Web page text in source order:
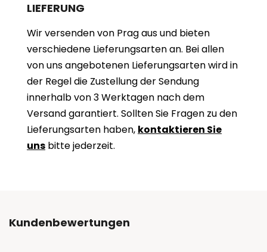
LIEFERUNG
Wir versenden von Prag aus und bieten
verschiedene Lieferungsarten an. Bei allen
von uns angebotenen Lieferungsarten wird in
der Regel die Zustellung der Sendung
innerhalb von 3 Werktagen nach dem
Versand garantiert. Sollten Sie Fragen zu den
Lieferungsarten haben, kontaktieren Sie
uns bitte jederzeit.
Kundenbewertungen